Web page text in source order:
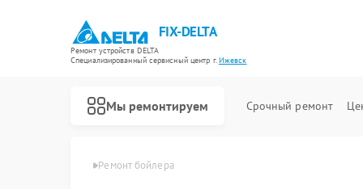
FIX-DELTA
Ремонт устройств DELTA
Специализированный cервисный центр г.Ижевск
Мы ремонтируем Срочный ремонт
Кофемашина DELTA Ремонт бойлера